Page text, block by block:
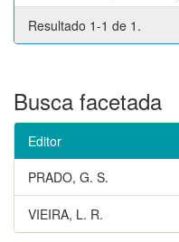
Resultado 1-1 de 1.
Busca facetada
Editor
PRADO, G. S.
VIEIRA, L. R.